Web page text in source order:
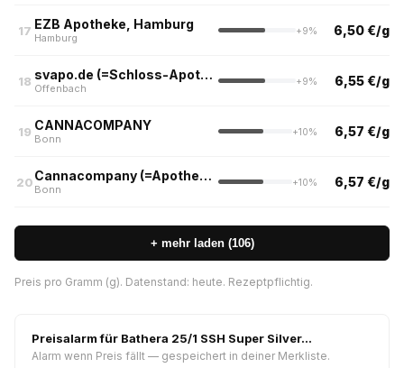
17 EZB Apotheke, Hamburg
Hamburg
+9% 6,50 €/g
18 svapo.de (=Schloss-Apotheke)
Offenbach
+9% 6,55 €/g
19 CANNACOMPANY
Bonn
+10% 6,57 €/g
20 Cannacompany (=Apotheke zur alten Post)
Bonn
+10% 6,57 €/g
+ mehr laden (106)
Preis pro Gramm (g). Datenstand: heute. Rezeptpflichtig.
Preisalarm für Bathera 25/1 SSH Super Silver…
Alarm wenn Preis fällt — gespeichert in deiner Merkliste.